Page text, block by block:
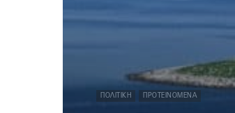
ΠΟΛΙΤΙΚΉ ΠΡΟΤΕΙΝΌΜΕΝΑ